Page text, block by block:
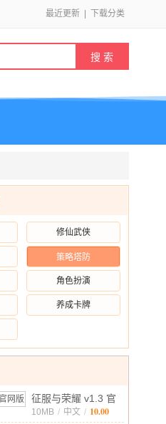
最近更新 下载分类
修仙武侠
策略塔防
角色扮演
养成卡牌
征服与荣耀 v1.3 官
网版
10MB / 中文 / 10.00